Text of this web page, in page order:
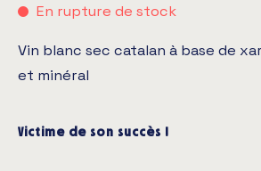
En rupture de stock
Vin blanc sec catalan à base de
et minéral
Victime de son succès !